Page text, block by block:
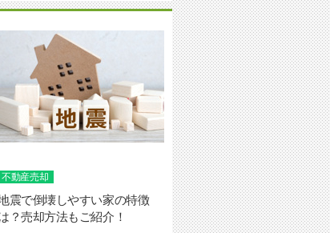
不動産売却
震で倒壊しやすい家の特徴
？売却方法もご紹介！